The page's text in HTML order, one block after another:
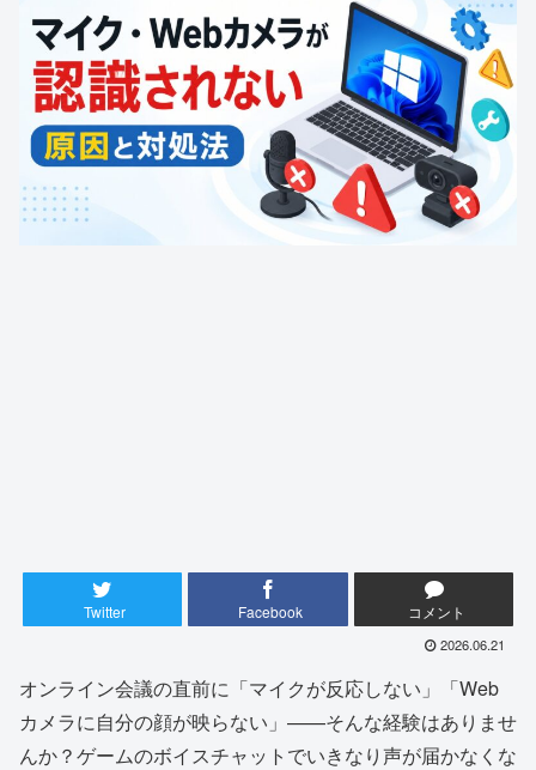
Twitter Facebook コメント
2026.06.21
オンライン会議の直前に「マイクが反応しない」「Web
カメラに自分の顔が映らない」——そんな経験はありませ
んか？ゲームのボイスチャットでいきなり声が届かなくな